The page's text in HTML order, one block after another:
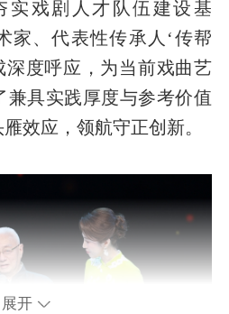
实戏剧人才队伍建设基
家、代表性传承人‘传帮
深度呼应，为当前戏曲艺
兼具实践厚度与参考价值
效应，领航守正创新。
展开